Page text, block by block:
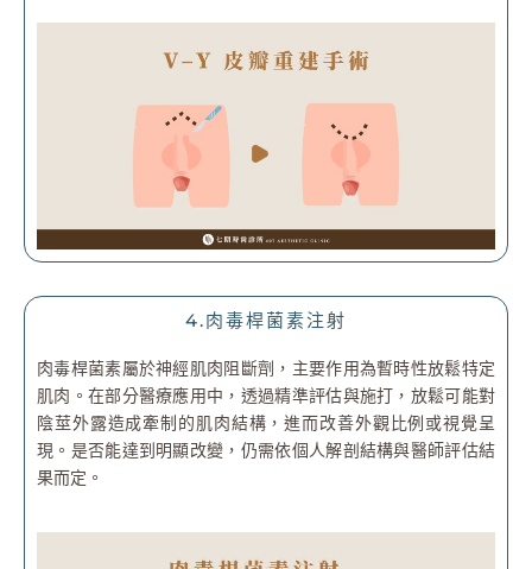
4.肉毒桿菌素注射
肉毒桿菌素屬於神經肌肉阻斷劑，主要作用為暫時性放鬆特定
肌肉。在部分醫療應用中，透過精準評估與施打，放鬆可能對
陰莖外露造成牽制的肌肉結構，進而改善外觀比例或視覺呈
現。是否能達到明顯改變，仍需依個人解剖結構與醫師評估結
果而定。